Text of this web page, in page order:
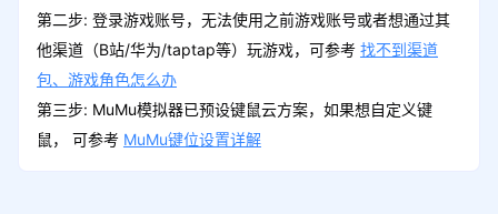
第二步: 登录游戏账号，无法使用之前游戏账号或者想通过其
他渠道（B站/华为/taptap等）玩游戏，可参考 找不到渠道
包、游戏角色怎么办
第三步: MuMu模拟器已预设键鼠云方案，如果想自定义键
鼠， 可参考 MuMu键位设置详解